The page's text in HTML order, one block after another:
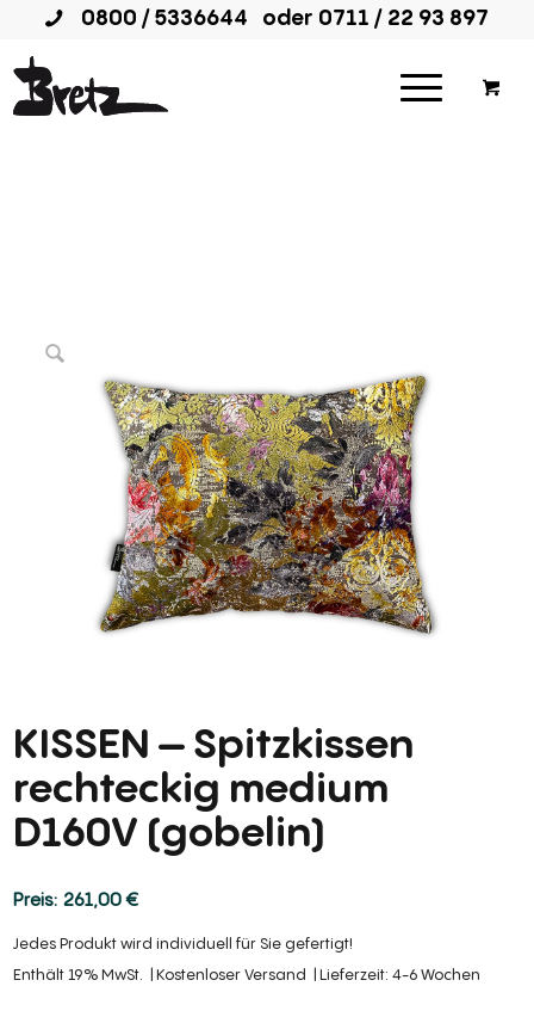
0800 / 5336644 oder 0711 / 22 93 897
KISSEN – Spitzkissen
rechteckig medium
D160V (gobelin)
261,00€
Jedes Produkt wird individuell für Sie gefertigt!
Enthält 19% MwSt.
Kostenloser Versand Lieferzeit: 4-6 Wochen